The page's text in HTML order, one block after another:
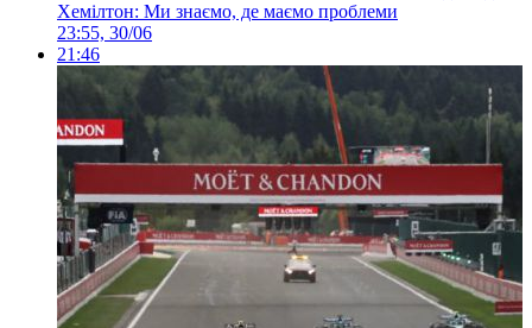
Хемілтон: Ми знаємо, де маємо проблеми
23:55, 30/06
21:46